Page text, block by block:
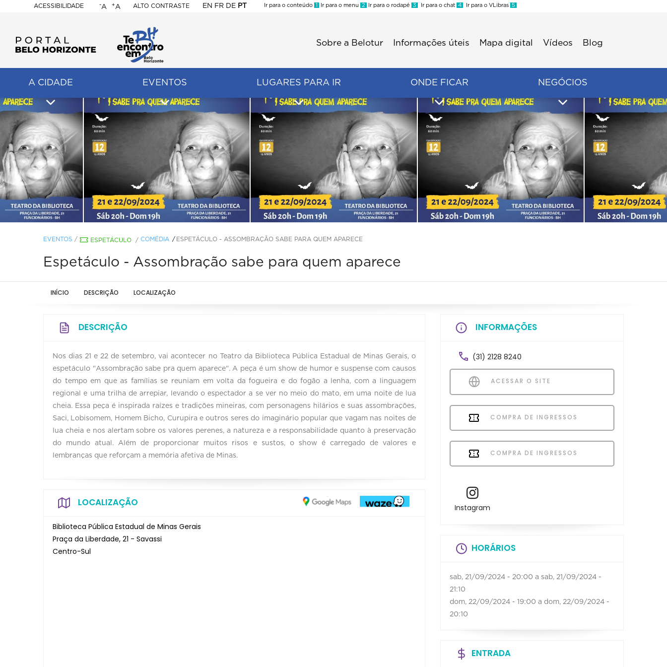
ACESSIBILIDADE
BELO
HORIZONTE
-A +A ALTO CONTRASTE EN FR DE PT
Ir para o conteúdo 1 Ir para o menu 2 Ir para o rodapé 3 Ir para o chat 4 Ir para o VLibras 5
Sobre a Belotur Informações úteis Mapa digital Vídeos Blog
A CIDADE EVENTOS LUGARES PARA IR ONDE FICAR NEGÓCIOS
EVENTOS / ESPETÁCULO / COMÉDIA ESPETÁCULO - ASSOMBRAÇÃO SABE PARA QUEM APARECE
Espetáculo - Assombração sabe para quem aparece
INÍCIO DESCRIÇÃO LOCALIZAÇÃO
DESCRIÇÃO
Nos dias 21 e 22 de setembro, vai acontecer no Teatro da Biblioteca Pública Estadual de Minas Gerais, o
espetáculo "Assombração sabe pra quem aparece". A peça é um show de humor e suspense com causos
do tempo em que as famílias se reuniam em volta da fogueira e do fogão a lenha, com a linguagem
regional e uma trilha de arrepiar, levando o espectador a se ver no meio do mato, em uma noite de lua
cheia. Essa peça é inspirada raízes e tradições mineiras, com personagens hilários e suas assombrações,
Saci, Lobisomem, Homem Bicho, Curupira e outros seres do imaginário popular que vagam nas noites de
lua cheia e nos alertam sobre os valores perenes, a natureza e a responsabilidade quanto à preservação
do mundo atual. Além de proporcionar muitos risos e sustos, o show é carregado de valores e
lembranças que reforçam a memória afetiva de Minas.
LOCALIZAÇÃO
Biblioteca Pública Estadual de Minas Gerais
Praça da Liberdade, 21 - Savassi
Centro-Sul
INFORMAÇÕES
(31) 2128 8240
ACESSAR O SITE
COMPRA DE INGRESSOS
COMPRA DE INGRESSOS
Instagram
HORÁRIOS
sab, 21/09/2024 - 20:00 a sab, 21/09/2024 -
21:10
dom, 22/09/2024 - 19:00 a dom, 22/09/2024 -
20:10
ENTRADA